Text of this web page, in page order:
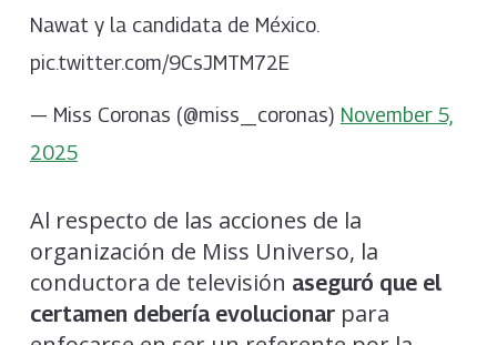
Nawat y la candidata de México.
pic.twitter.com/9CsJMTM72E
— Miss Coronas (@miss_coronas) November 5,
2025
Al respecto de las acciones de la
organización de Miss Universo, la
conductora de televisión aseguró que el
certamen debería evolucionar para